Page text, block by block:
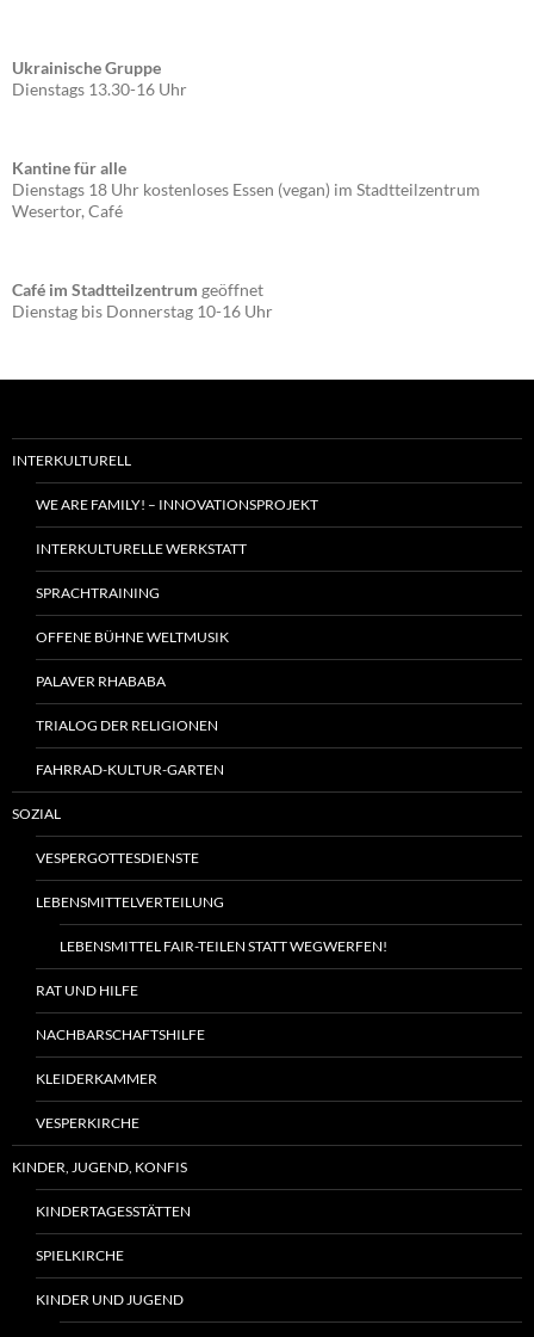
Ukrainische Gruppe
Dienstags 13.30-16 Uhr
Kantine für alle
Dienstags 18 Uhr kostenloses Essen (vegan) im Stadtteilzentrum
Wesertor, Café
Café im Stadtteilzentrum geöffnet
Dienstag bis Donnerstag 10-16 Uhr
INTERKULTURELL
WE ARE FAMILY! – INNOVATIONSPROJEKT
INTERKULTURELLE WERKSTATT
SPRACHTRAINING
OFFENE BÜHNE WELTMUSIK
PALAVER RHABABA
TRIALOG DER RELIGIONEN
FAHRRAD-KULTUR-GARTEN
SOZIAL
VESPERGOTTESDIENSTE
LEBENSMITTELVERTEILUNG
LEBENSMITTEL FAIR-TEILEN STATT WEGWERFEN!
RAT UND HILFE
NACHBARSCHAFTSHILFE
KLEIDERKAMMER
VESPERKIRCHE
KINDER, JUGEND, KONFIS
KINDERTAGESSTÄTTEN
SPIELKIRCHE
KINDER UND JUGEND